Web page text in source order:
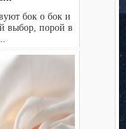
бок о бок и
выбор, порой в